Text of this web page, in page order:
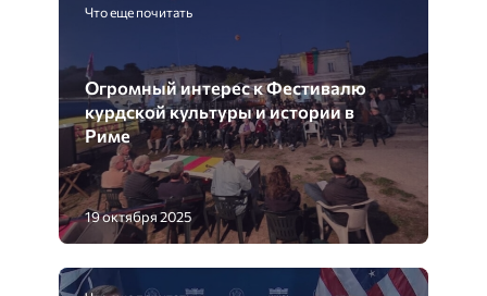
Что еще почитать
Огромный интерес к Фестивалю
курдской культуры и истории в
Риме
19 октября 2025